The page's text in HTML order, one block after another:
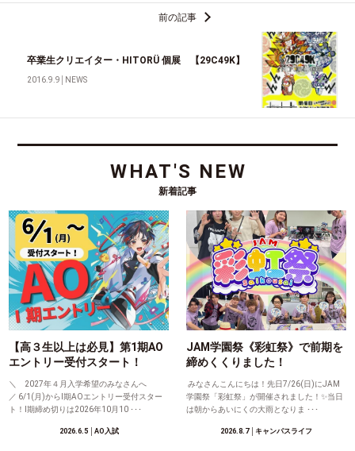
前の記事
卒業生クリエイター・HITORÜ 個展 【29C49K】
2016.9.9 NEWS
WHAT'S NEW
新着記事
【高３生以上は必見】第1期AO
エントリー受付スタート！
＼ 2027年４月入学希望のみなさんへ
／ 6/1(月)からⅠ期AOエントリー受付スター
ト！Ⅰ期締め切りは2026年10月10 ･･･
2026.6.5│AO入試
JAM学園祭《彩虹祭》で前期を
締めくくりました！
みなさんこんにちは！先日7/26(日)にJAM
学園祭「彩虹祭」が開催されました！✨当日
は朝からあいにくの大雨となりま ･･･
2026.8.7│キャンパスライフ